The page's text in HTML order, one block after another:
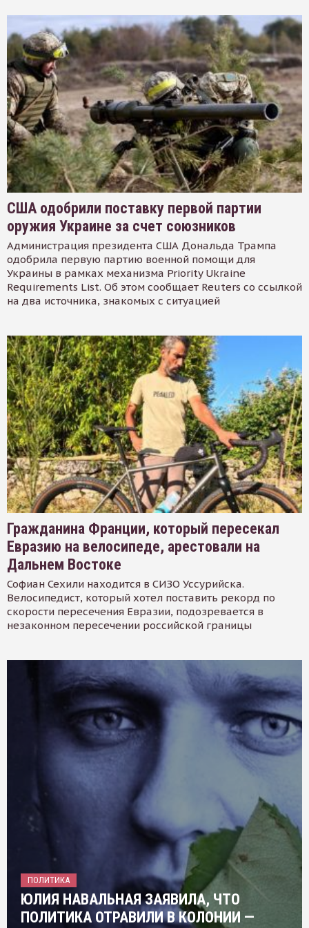
США одобрили поставку первой партии
оружия Украине за счет союзников
Администрация президента США Дональда Трампа
одобрила первую партию военной помощи для
Украины в рамках механизма Priority Ukraine
Requirements List. Об этом сообщает Reuters со ссылкой
на два источника, знакомых с ситуацией
Гражданина Франции, который пересекал
Евразию на велосипеде, арестовали на
Дальнем Востоке
Софиан Сехили находится в СИЗО Уссурийска.
Велосипедист, который хотел поставить рекорд по
скорости пересечения Евразии, подозревается в
незаконном пересечении российской границы
ПОЛИТИКА
ЮЛИЯ НАВАЛЬНАЯ ЗАЯВИЛА, ЧТО
ПОЛИТИКА ОТРАВИЛИ В КОЛОНИИ —